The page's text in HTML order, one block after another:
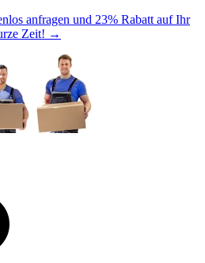
anfragen und 23% Rabatt auf Ihr
Zeit! →